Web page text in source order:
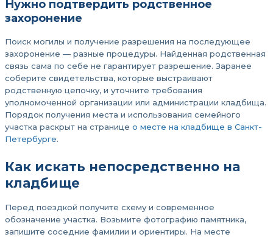
Нужно подтвердить родственное
захоронение
Поиск могилы и получение разрешения на последующее
захоронение — разные процедуры. Найденная родственная
связь сама по себе не гарантирует разрешение. Заранее
соберите свидетельства, которые выстраивают
родственную цепочку, и уточните требования
уполномоченной организации или администрации кладбища.
Порядок получения места и использования семейного
участка раскрыт на странице о месте на кладбище в Санкт-
Петербурге.
Как искать непосредственно на
кладбище
Перед поездкой получите схему и современное
обозначение участка. Возьмите фотографию памятника,
запишите соседние фамилии и ориентиры. На месте